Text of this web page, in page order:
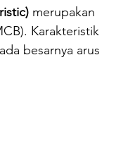
merupakan
Karakteristik
besarnya arus